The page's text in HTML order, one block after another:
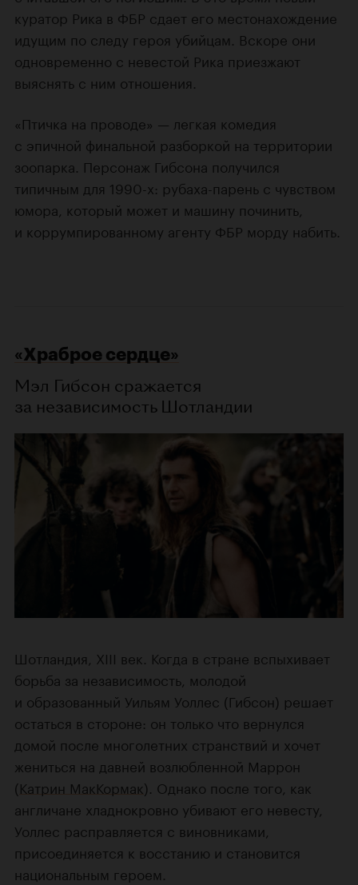
куратор Рика в ФБР сдает его местонахождение
идущим по следу героя убийцам. Вскоре они
одновременно с невестой Рика приезжают
выяснять с ним отношения.
«Птичка на проводе» — легкая комедия
с эпичной финальной разборкой на территории
зоопарка. Персонаж Гибсона получился
типичным для 1990-х: рубаха-парень с чувством
юмора, который может и машину починить,
и коррумпированному агенту ФБР морду набить.
«Храброе сердце»
Мэл Гибсон сражается
за независимость Шотландии
Шотландия, XIII век. Когда в стране вспыхивает
борьба за независимость, молодой
и образованный Уильям Уоллес (Гибсон) решает
остаться в стороне: он только что вернулся
домой после многолетних странствий и хочет
жениться на давней возлюбленной Маррон
(Катрин МакКормак). Однако после того, как
англичане хладнокровно убивают его невесту,
Уоллес расправляется с виновниками,
присоединяется к восстанию и становится
национальным героем.